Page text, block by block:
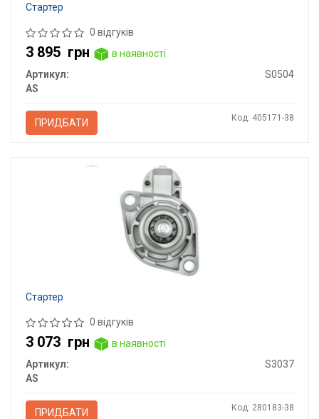
Стартер
0 відгуків
3 895 грн
в наявності
Артикул:
S0504
AS
ПРИДБАТИ Код: 405171-38
Стартер
0 відгуків
3 073 грн
в наявності
Артикул:
S3037
AS
ПРИДБАТИ Код: 280183-38